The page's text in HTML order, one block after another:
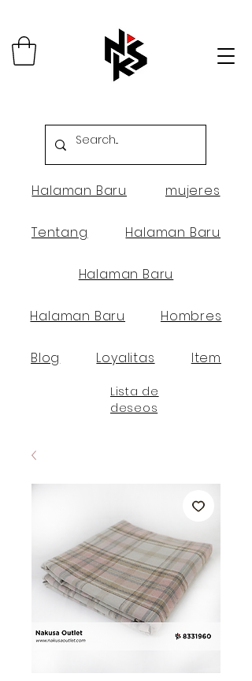
Halaman Baru mujeres
Tentang Halaman Baru
Halaman Baru
Halaman Baru Hombres
Blog Loyalitas Item
Lista de
deseos